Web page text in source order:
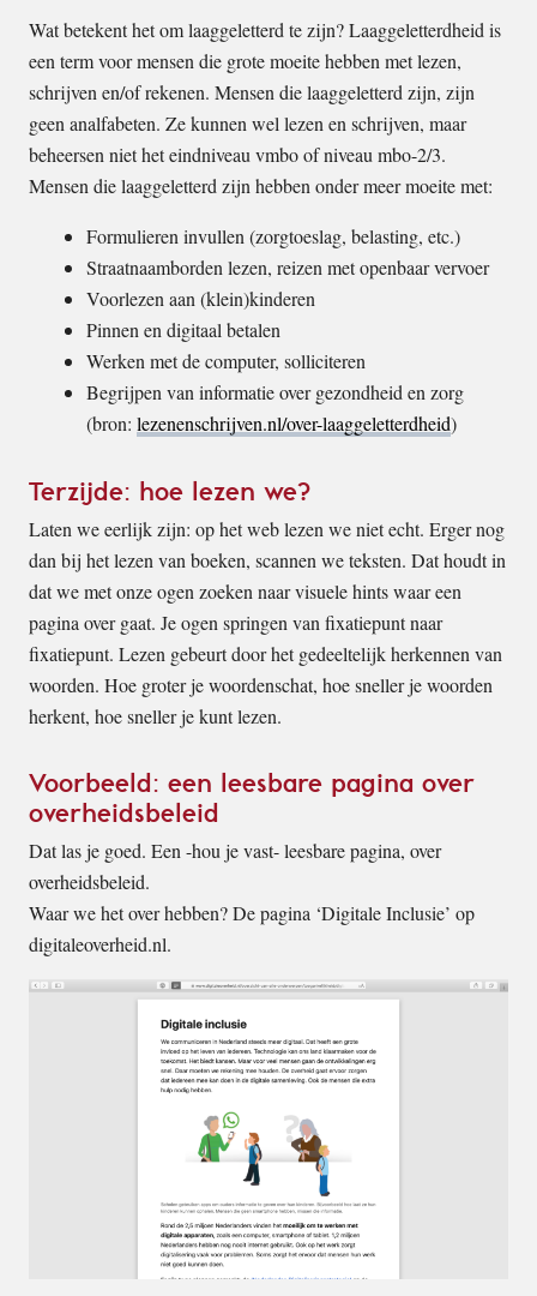
Wat betekent het om laaggeletterd te zijn? Laaggeletterdheid is
een term voor mensen die grote moeite hebben met lezen,
schrijven en/of rekenen. Mensen die laaggeletterd zijn, zijn
geen analfabeten. Ze kunnen wel lezen en schrijven, maar
beheersen niet het eindniveau vmbo of niveau mbo-2/3.
Mensen die laaggeletterd zijn hebben onder meer moeite met:
Formulieren invullen (zorgtoeslag, belasting, etc.)
Straatnaamborden lezen, reizen met openbaar vervoer
Voorlezen aan (klein)kinderen
Pinnen en digitaal betalen
Werken met de computer, solliciteren
Begrijpen van informatie over gezondheid en zorg
(bron: lezenenschrijven.nl/over-laaggeletterdheid)
Terzijde: hoe lezen we?
Laten we eerlijk zijn: op het web lezen we niet echt. Erger nog
dan bij het lezen van boeken, scannen we teksten. Dat houdt in
dat we met onze ogen zoeken naar visuele hints waar een
pagina over gaat. Je ogen springen van fixatiepunt naar
fixatiepunt. Lezen gebeurt door het gedeeltelijk herkennen van
woorden. Hoe groter je woordenschat, hoe sneller je woorden
herkent, hoe sneller je kunt lezen.
Voorbeeld: een leesbare pagina over
overheidsbeleid
Dat las je goed. Een -hou je vast- leesbare pagina, over
overheidsbeleid.
Waar we het over hebben? De pagina ‘Digitale Inclusie’ op
digitaleoverheid.nl.